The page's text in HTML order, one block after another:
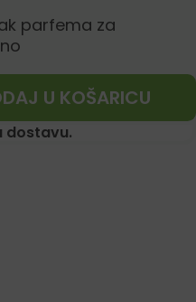
parfema za
U KOŠARICU
dostavu.